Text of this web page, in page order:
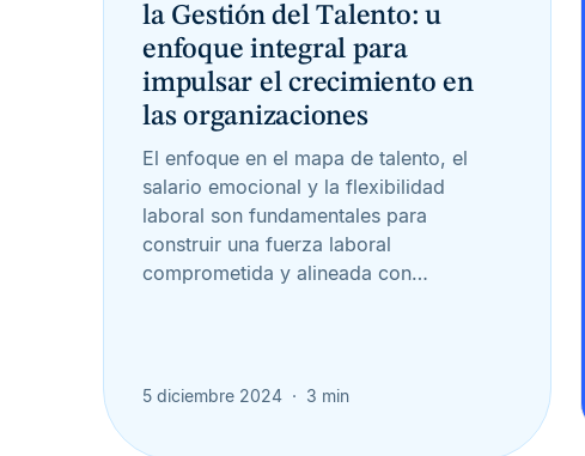
la Gestión del Talento: u
enfoque integral para
impulsar el crecimiento en
las organizaciones
El enfoque en el mapa de talento, el
salario emocional y la flexibilidad
laboral son fundamentales para
construir una fuerza laboral
comprometida y alineada con…
5 diciembre 2024 3 min